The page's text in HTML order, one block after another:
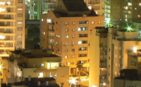
，甚至有時候是無時無刻都要用
上市，對於我們來說是一大優勢。」
CUDA核心，使得 DGX Station